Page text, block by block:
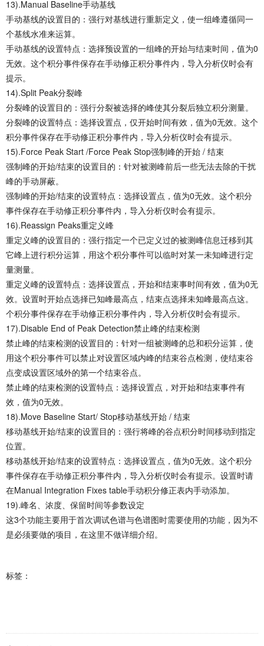
13).Manual Baseline手动基线
手动基线的设置目的：强行对基线进行重新定义，使一组峰遵循同一
个基线水准来运算。
手动基线的设置特点：选择预设置的一组峰的开始与结束时间，值为0
无效。这个积分事件保存在手动修正积分事件内，导入分析仪时会有
提示。
14).Split Peak分裂峰
分裂峰的设置目的：强行分裂被选择的峰使其分裂后独立积分测量。
分裂峰的设置特点：选择设置点，仅开始时间有效，值为0无效。这个
积分事件保存在手动修正积分事件内，导入分析仪时会有提示。
15).Force Peak Start /Force Peak Stop强制峰的开始 / 结束
强制峰的开始/结束的设置目的：针对被测峰前后一些无法去除的干扰
峰的手动屏蔽。
强制峰的开始/结束的设置特点：选择设置点，值为0无效。这个积分
事件保存在手动修正积分事件内，导入分析仪时会有提示。
16).Reassign Peaks重定义峰
重定义峰的设置目的：强行指定一个已定义过的被测峰信息迁移到其
它峰上进行积分运算，用这个积分事件可以临时对某一未知峰进行定
量测量。
重定义峰的设置特点：选择设置点，开始和结束事时间有效，值为0无
效。设置时开始点选择已知峰最高点，结束点选择未知峰最高点这。
个积分事件保存在手动修正积分事件内，导入分析仪时会有提示。
17).Disable End of Peak Detection禁止峰的结束检测
禁止峰的结束检测的设置目的：针对一组被测峰的总和积分运算，使
用这个积分事件可以禁止对设置区域内峰的结束谷点检测，使结束谷
点变成设置区域外的第一个结束谷点。
禁止峰的结束检测的设置特点：选择设置点，对开始和结束事件有
效，值为0无效。
18).Move Baseline Start/ Stop移动基线开始 / 结束
移动基线开始/结束的设置目的：强行将峰的谷点积分时间移动到指定
位置。
移动基线开始/结束的设置特点：选择设置点，值为0无效。这个积分
事件保存在手动修正积分事件内，导入分析仪时会有提示。设置时请
在Manual Integration Fixes table手动积分修正表内手动添加。
19).峰名、浓度、保留时间等参数设定
这3个功能主要用于首次调试色谱与色谱图时需要使用的功能，因为不
是必须要做的项目，在这里不做详细介绍。
标签：